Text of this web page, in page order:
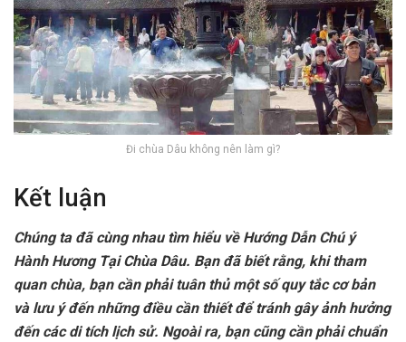
Đi chùa Dâu không nên làm gì?
Kết luận
Chúng ta đã cùng nhau tìm hiểu về Hướng Dẫn Chú ý
Hành Hương Tại Chùa Dâu. Bạn đã biết rằng, khi tham
quan chùa, bạn cần phải tuân thủ một số quy tắc cơ bản
và lưu ý đến những điều cần thiết để tránh gây ảnh hưởng
đến các di tích lịch sử. Ngoài ra, bạn cũng cần phải chuẩn